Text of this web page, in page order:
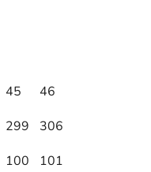
45 46
299 306
100
101